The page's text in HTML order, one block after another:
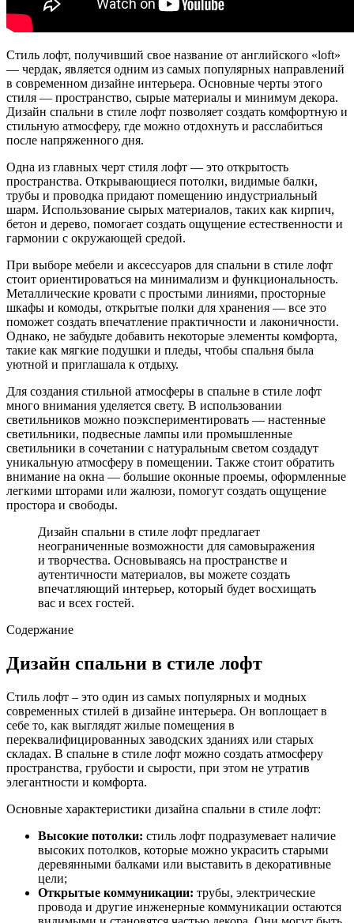
Стиль лофт, получивший свое название от английского «loft»
— чердак, является одним из самых популярных направлений
в современном дизайне интерьера. Основные черты этого
стиля — пространство, сырые материалы и минимум декора.
Дизайн спальни в стиле лофт позволяет создать комфортную и
стильную атмосферу, где можно отдохнуть и расслабиться
после напряженного дня.
Одна из главных черт стиля лофт — это открытость
пространства. Открывающиеся потолки, видимые балки,
трубы и проводка придают помещению индустриальный
шарм. Использование сырых материалов, таких как кирпич,
бетон и дерево, помогает создать ощущение естественности и
гармонии с окружающей средой.
При выборе мебели и аксессуаров для спальни в стиле лофт
стоит ориентироваться на минимализм и функциональность.
Металлические кровати с простыми линиями, просторные
шкафы и комоды, открытые полки для хранения — все это
поможет создать впечатление практичности и лаконичности.
Однако, не забудьте добавить некоторые элементы комфорта,
такие как мягкие подушки и пледы, чтобы спальня была
уютной и приглашала к отдыху.
Для создания стильной атмосферы в спальне в стиле лофт
много внимания уделяется свету. В использовании
светильников можно поэкспериментировать — настенные
светильники, подвесные лампы или промышленные
светильники в сочетании с натуральным светом создадут
уникальную атмосферу в помещении. Также стоит обратить
внимание на окна — большие оконные проемы, оформленные
легкими шторами или жалюзи, помогут создать ощущение
простора и свободы.
Дизайн спальни в стиле лофт предлагает
неограниченные возможности для самовыражения
и творчества. Основываясь на пространстве и
аутентичности материалов, вы можете создать
впечатляющий интерьер, который будет восхищать
вас и всех гостей.
Содержание
Дизайн спальни в стиле лофт
Стиль лофт – это один из самых популярных и модных
современных стилей в дизайне интерьера. Он воплощает в
себе то, как выглядят жилые помещения в
переквалифицированных заводских зданиях или старых
складах. В спальне в стиле лофт можно создать атмосферу
пространства, грубости и сырости, при этом не утратив
элегантности и комфорта.
Основные характеристики дизайна спальни в стиле лофт:
Высокие потолки: стиль лофт подразумевает наличие
высоких потолков, которые можно украсить старыми
деревянными балками или выставить в декоративные
цели;
Открытые коммуникации: трубы, электрические
провода и другие инженерные коммуникации остаются